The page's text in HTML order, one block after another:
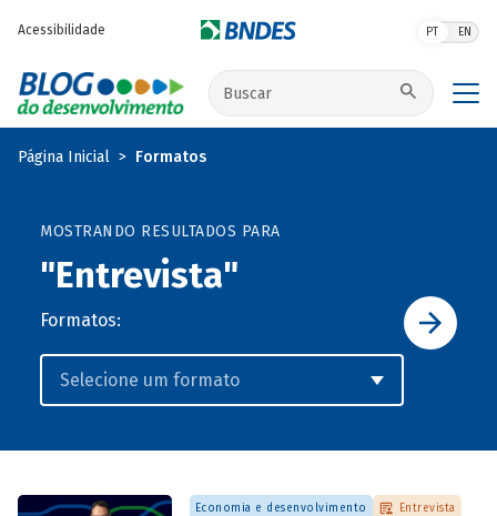
Acessibilidade PT EN
Buscar no site
Página Inicial Formatos
MOSTRANDO RESULTADOS PARA
"Entrevista"
Formatos:
Economia e desenvolvimento Entrevista